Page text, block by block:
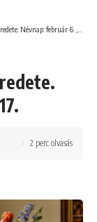
Névnap: február 6. , július 17.
2 perc olvasás